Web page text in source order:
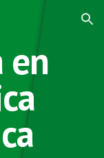
Skip to navigation
en